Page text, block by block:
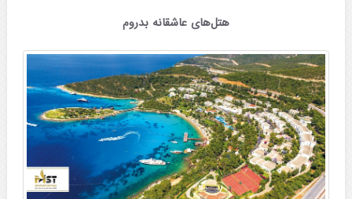
هتل‌های عاشقانه بدروم